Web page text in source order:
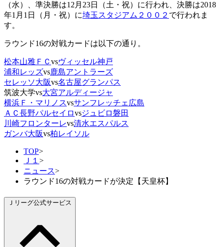
（水）、準決勝は12月23日（土・祝）に行われ、決勝は2018
年1月1日（月・祝）に埼玉スタジアム２００２ で行われま
す。
ラウンド16の対戦カードは以下の通り。
松本山雅ＦＣ vsヴィッセル神戸
浦和レッズvs鹿島アントラーズ
セレッソ大阪vs名古屋グランパス
筑波大学vs大宮アルディージャ
横浜Ｆ・マリノスvsサンフレッチェ広島
ＡＣ長野パルセイロvsジュビロ磐田
川崎フロンターレvs清水エスパルス
ガンバ大阪vs柏レイソル
TOP>
Ｊ１ >
ニュース>
ラウンド16の対戦カードが決定【天皇杯】
Ｊリーグ公式サービス